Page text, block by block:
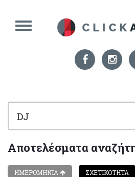
Αποτελέσματα
ΗΜΕΡΟΜΗΝΙΑ ΣΧΕΤΙΚΟΤΗΤΑ